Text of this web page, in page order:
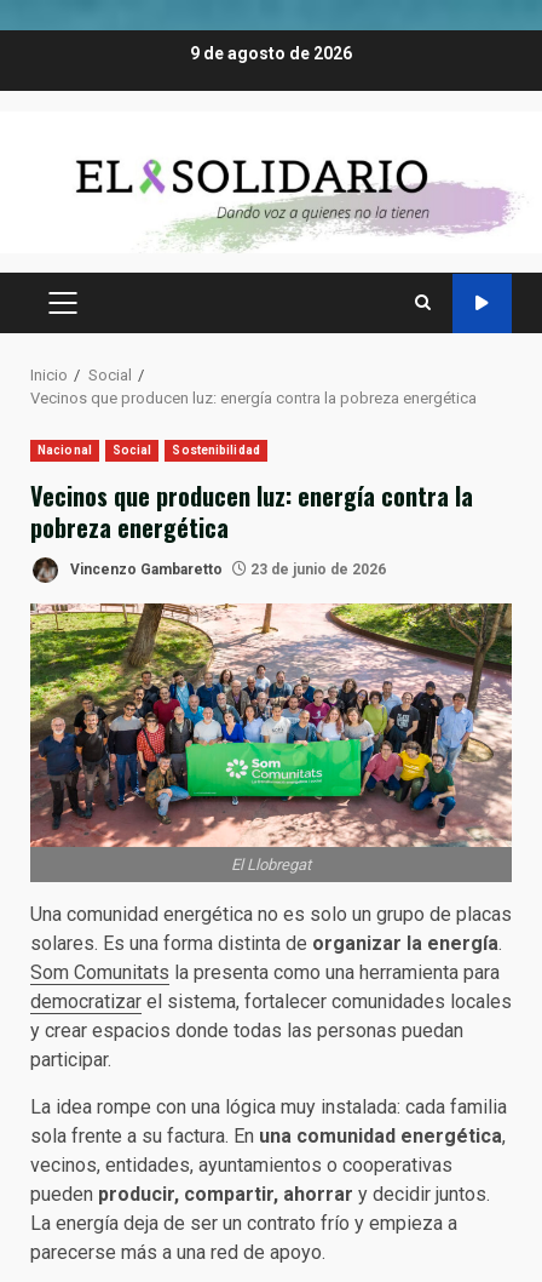
9 de agosto de 2026
MENÚ
Inicio
Social
Vecinos que producen luz: energía contra la pobreza energética
Nacional Social Sostenibilidad
Vecinos que producen luz: energía contra la
pobreza energética
Vincenzo Gambaretto 23 de junio de 2026
El Llobregat
Una comunidad energética no es solo un grupo de placas
solares. Es una forma distinta de organizar la energía.
Som Comunitats la presenta como una herramienta para
democratizar el sistema, fortalecer comunidades locales
y crear espacios donde todas las personas puedan
participar.
La idea rompe con una lógica muy instalada: cada familia
sola frente a su factura. En una comunidad energética,
vecinos, entidades, ayuntamientos o cooperativas
pueden producir, compartir, ahorrar y decidir juntos.
La energía deja de ser un contrato frío y empieza a
parecerse más a una red de apoyo.